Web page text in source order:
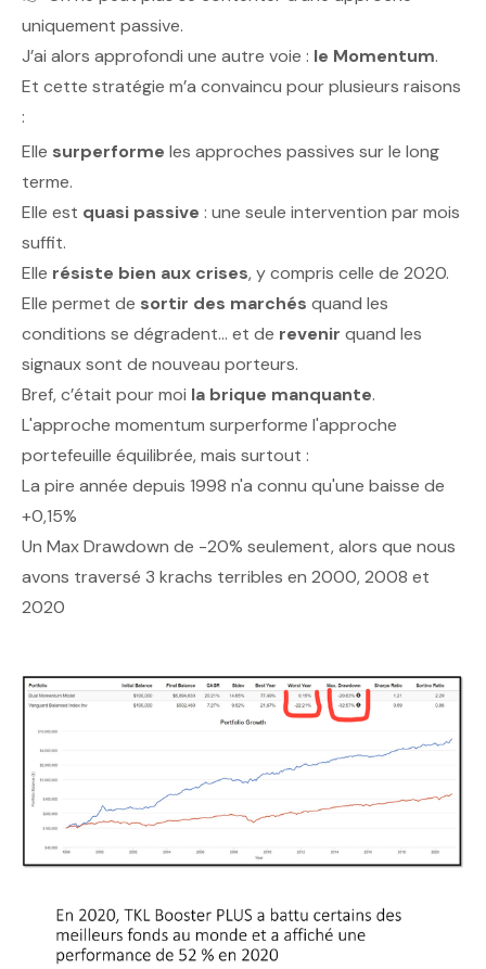
uniquement passive.
J’ai alors approfondi une autre voie : le Momentum.
Et cette stratégie m’a convaincu pour plusieurs raisons
:
Elle surperforme les approches passives sur le long
terme.
Elle est quasi passive : une seule intervention par mois
suffit.
Elle résiste bien aux crises, y compris celle de 2020.
Elle permet de sortir des marchés quand les
conditions se dégradent… et de revenir quand les
signaux sont de nouveau porteurs.
Bref, c’était pour moi la brique manquante.
L'approche momentum surperforme l'approche
portefeuille équilibrée, mais surtout :
La pire année depuis 1998 n'a connu qu'une baisse de
+0,15%
Un Max Drawdown de -20% seulement, alors que nous
avons traversé 3 krachs terribles en 2000, 2008 et
2020